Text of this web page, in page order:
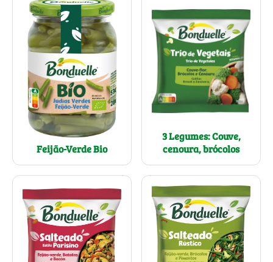
Feijão-Verde Bio
3 Legumes: Couve,
cenoura, brócolos